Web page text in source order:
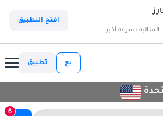
بسرعة أكبر
افتح التطبيق
بع تطبيق
6